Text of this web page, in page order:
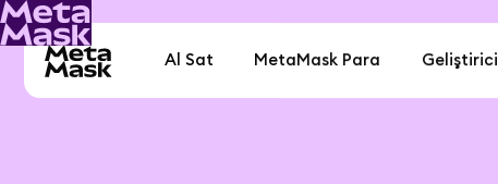
Al Sat MetaMask Para Geliştirici